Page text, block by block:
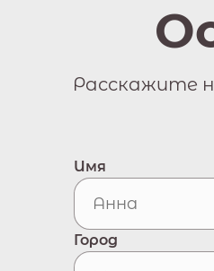
Расскажите
Имя
Город